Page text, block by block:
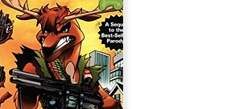
Leenie Boog